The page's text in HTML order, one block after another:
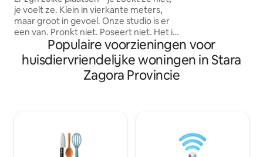
je voelt ze. Klein in vierkante meters,
maar groot in gevoel. Onze studio is er
een van. Pronkt niet. Poseert niet. Het is
gewoon leuk. Echt. Gezellig. Met een
lichte knipoog.. Er is hier geen receptie.
Er is zelf inchecken dat je een gevoel
geeft van een persoonlijke sleutel tot
van de grote realiteit Of die momenten
waarop je ergens wilt zijn... gewoon
Populaire voorzieningen voor
huisdiervriendelijke woningen in Stara
Zagora Provincie